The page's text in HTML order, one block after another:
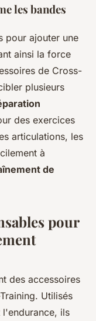
les bandes
pour ajouter une
ainsi la force
de Cross-
plusieurs
des exercices
articulations, les
à
de
pour
des accessoires
Utilisés
ils